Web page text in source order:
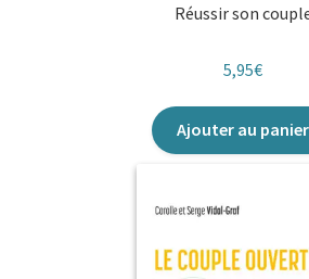
Réussir son
5,95€
Ajouter au panier